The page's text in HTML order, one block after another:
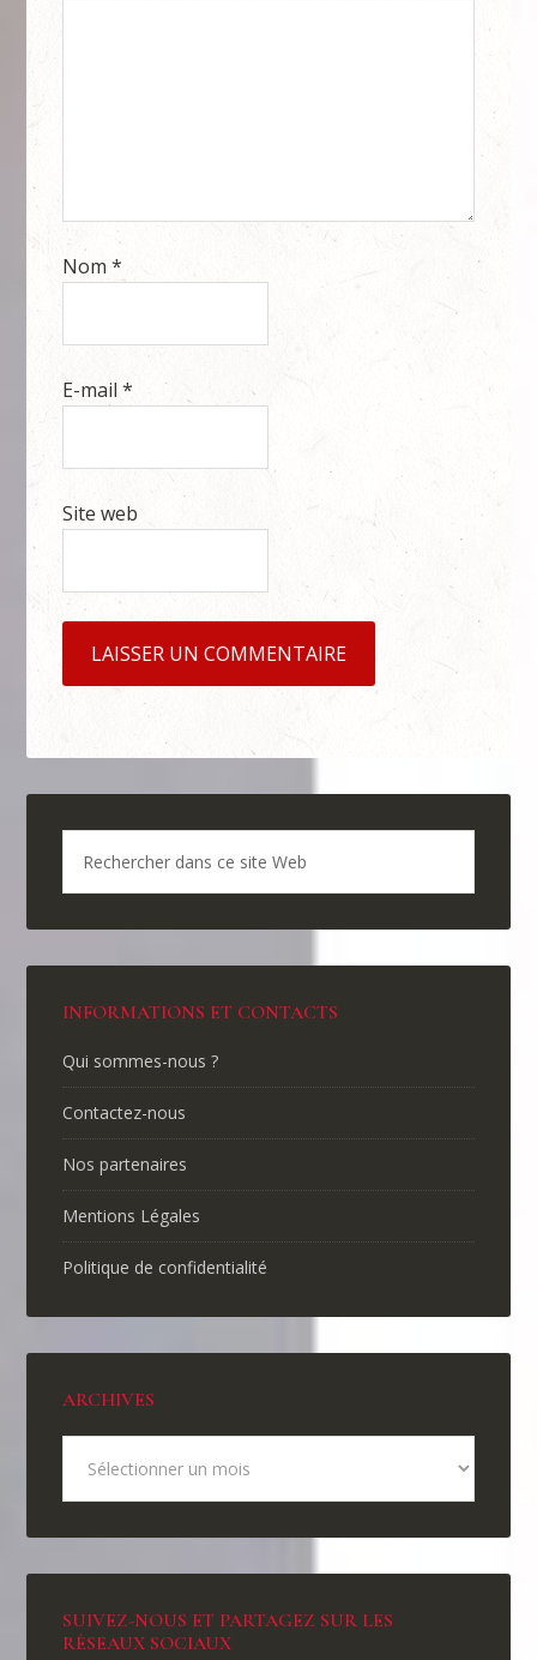
Nom*
E-mail*
Site web
INFORMATIONS ET CONTACTS
Qui sommes-nous ?
Contactez-nous
Nos partenaires
Mentions Légales
Politique de confidentialité
ARCHIVES
SUIVEZ-NOUS ET PARTAGEZ SUR LES
RÉSEAUX SOCIAUX